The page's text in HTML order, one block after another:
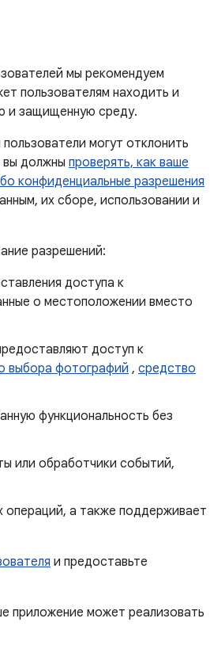
мы рекомендуем
пользователям находить и
и защищенную среду.
могут отклонить
вы должны проверять, как ваше
конфиденциальные разрешения
их сборе, использовании и
разрешений:
доступа к
о местоположении вместо
доступ к
выбора фотографий , средство
функциональность без
или обработчики событий,
операций, а также поддерживает
и предоставьте
приложение может реализовать